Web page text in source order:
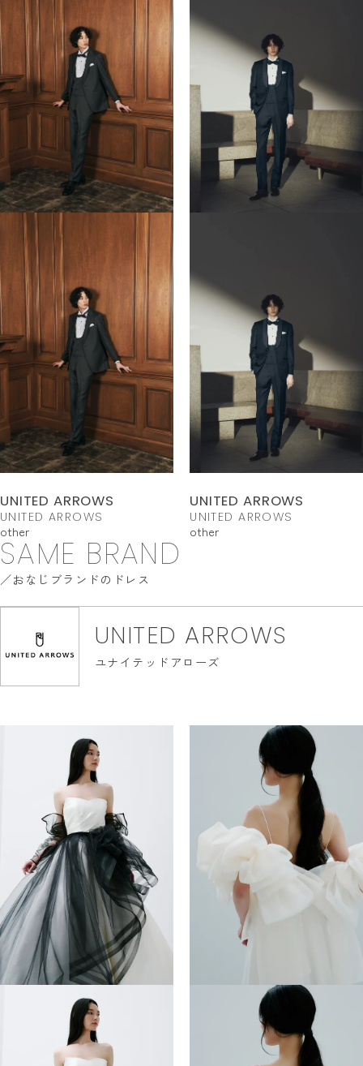
UNITED ARROWS
UNITED ARROWS
other
UNITED ARROWS
UNITED ARROWS
other
SAME BRAND
おなじブランドのドレス
UNITED ARROWS
ユナイテッドアローズ